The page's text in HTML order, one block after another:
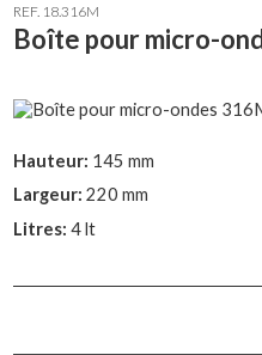
REF. 18.316M
Boîte pour micro-
Hauteur: 145 mm
Largeur: 220 mm
Litres: 4 lt